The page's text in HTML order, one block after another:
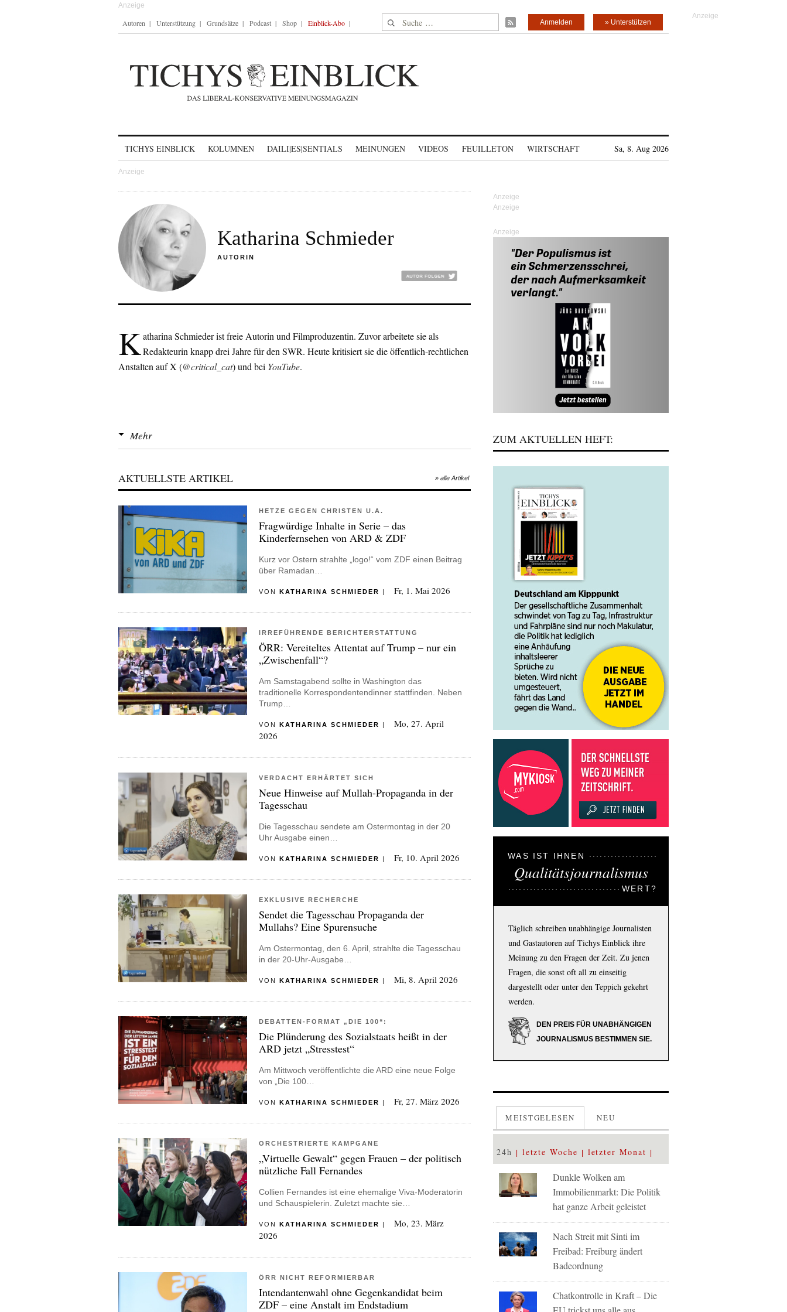
Autoren Unterstützung Grundsätze Podcast Shop Einblick-Abo Suche nach: » Unterstützen
Anmelden
TICHYS EINBLICK KOLUMNEN DAILI|ES|SENTIALS MEINUNGEN VIDEOS FEUILLETON WIRTSCHAFT Sa, 8. Aug 2026
Katharina Schmieder
AUTORIN
Katharina Schmieder ist freie Autorin und Filmproduzentin. Zuvor arbeitete sie als
Redakteurin knapp drei Jahre für den SWR. Heute kritisiert sie die öffentlich-rechtlichen
Anstalten auf X (@critical_cat) und bei YouTube.
Mehr
AKTUELLSTE ARTIKEL » alle Artikel
HETZE GEGEN CHRISTEN U.A.
Fragwürdige Inhalte in Serie – das
Kinderfernsehen von ARD & ZDF
Kurz vor Ostern strahlte „logo!“ vom ZDF einen Beitrag
über Ramadan…
VON KATHARINA SCHMIEDER | Fr, 1. Mai 2026
IRREFÜHRENDE BERICHTERSTATTUNG
ÖRR: Vereiteltes Attentat auf Trump – nur ein
„Zwischenfall“?
Am Samstagabend sollte in Washington das
traditionelle Korrespondentendinner stattfinden. Neben
Trump…
VON KATHARINA SCHMIEDER |
Mo, 27. April
2026
VERDACHT ERHÄRTET SICH
Neue Hinweise auf Mullah-Propaganda in der
Tagesschau
Die Tagesschau sendete am Ostermontag in der 20
Uhr Ausgabe einen…
VON KATHARINA SCHMIEDER | Fr, 10. April 2026
EXKLUSIVE RECHERCHE
Sendet die Tagesschau Propaganda der
Mullahs? Eine Spurensuche
Am Ostermontag, den 6. April, strahlte die Tagesschau
in der 20-Uhr-Ausgabe…
VON KATHARINA SCHMIEDER | Mi, 8. April 2026
DEBATTEN-FORMAT „DIE 100“:
Die Plünderung des Sozialstaats heißt in der
ARD jetzt „Stresstest“
Am Mittwoch veröffentlichte die ARD eine neue Folge
von „Die 100…
VON KATHARINA SCHMIEDER | Fr, 27. März 2026
ORCHESTRIERTE KAMPGANE
„Virtuelle Gewalt“ gegen Frauen – der politisch
nützliche Fall Fernandes
Collien Fernandes ist eine ehemalige Viva-Moderatorin
und Schauspielerin. Zuletzt machte sie…
VON KATHARINA SCHMIEDER |
Mo, 23. März
2026
ÖRR NICHT REFORMIERBAR
Intendantenwahl ohne Gegenkandidat beim
ZDF – eine Anstalt im Endstadium
Anzeige
ZUM AKTUELLEN HEFT:
WAS IST IHNEN
Qualitätsjournalismus
WERT?
Täglich schreiben unabhängige Journalisten
und Gastautoren auf Tichys Einblick ihre
Meinung zu den Fragen der Zeit. Zu jenen
Fragen, die sonst oft all zu einseitig
dargestellt oder unter den Teppich gekehrt
werden.
DEN PREIS FÜR UNABHÄNGIGEN
JOURNALISMUS BESTIMMEN SIE.
MEISTGELESEN NEU
24h letzte Woche letzter Monat
Dunkle Wolken am
Immobilienmarkt: Die Politik
hat ganze Arbeit geleistet
Nach Streit mit Sinti im
Freibad: Freiburg ändert
Badeordnung
Chatkontrolle in Kraft – Die